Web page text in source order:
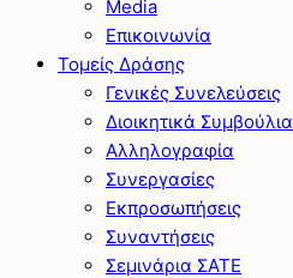
Media
Επικοινωνία
Τομείς Δράσης
Γενικές Συνελεύσεις
Διοικητικά Συμβούλια
Αλληλογραφία
Συνεργασίες
Εκπροσωπήσεις
Συναντήσεις
Σεμινάρια ΣΑΤΕ